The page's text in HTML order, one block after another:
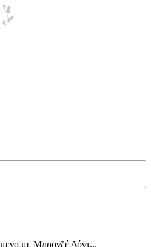
με Μπρονζέ Δόντ...